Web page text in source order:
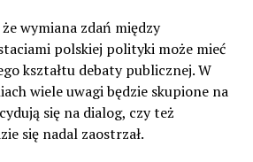
wymiana zdań między
polskiej polityki może mieć
kształtu debaty publicznej. W
wiele uwagi będzie skupione na
się na dialog, czy też
się nadal zaostrzał.